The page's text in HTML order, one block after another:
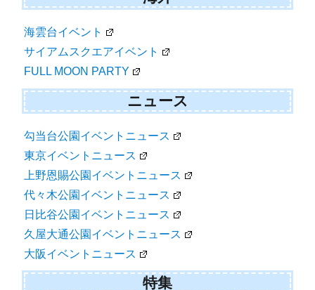
海雲台イベント
サイアムスクエアイベント
FULL MOON PARTY
ニュース
勾当台公園イベントニュース
東京イベントニュース
上野恩賜公園イベントニュース
代々木公園イベントニュース
日比谷公園イベントニュース
久屋大通公園イベントニュース
大阪イベントニュース
特集